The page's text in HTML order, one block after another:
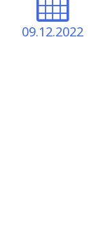
09.12.2022